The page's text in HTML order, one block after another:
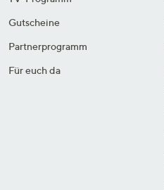
Gutscheine
Partnerprogramm
Für euch da